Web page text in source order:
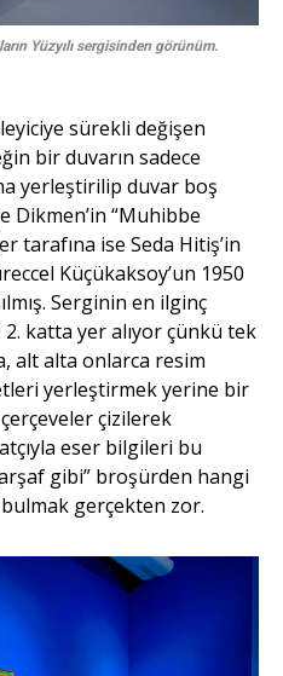
Yüzyılı sergisinden görünüm.
sürekli değişen
bir duvarın sadece
yerleştirilip duvar boş
Dikmen’in “Muhibbe
tarafına ise Seda Hitiş’in
Küçükaksoy’un 1950
Serginin en ilginç
katta yer alıyor çünkü tek
alt alta onlarca resim
yerleştirmek yerine bir
çizilerek
eser bilgileri bu
gibi” broşürden hangi
gerçekten zor.